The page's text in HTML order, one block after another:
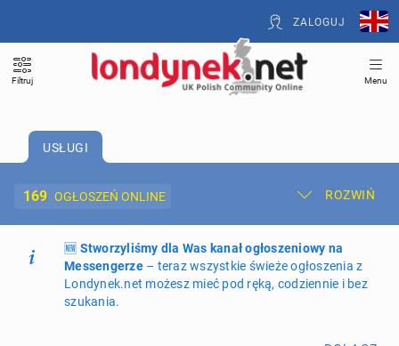
ZALOGUJ
Filtruj Menu
USŁUGI
169 OGŁOSZEŃ ONLINE ROZWIŃ
Dodaj ogłoszenie Moje ogłoszenia
Oferta i cennik ogłoszeń
🆕 Stworzyliśmy dla Was kanał ogłoszeniowy na
Messengerze– teraz wszystkie świeże ogłoszenia z
Londynek.net możesz mieć pod ręką, codziennie i bez
szukania.